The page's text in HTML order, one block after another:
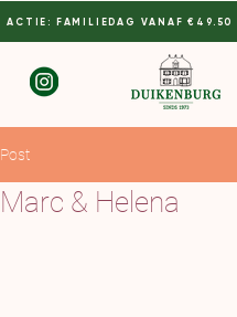
ACTIE: FAMILIEDAG VANAF €49.50
Post
Marc & Helena